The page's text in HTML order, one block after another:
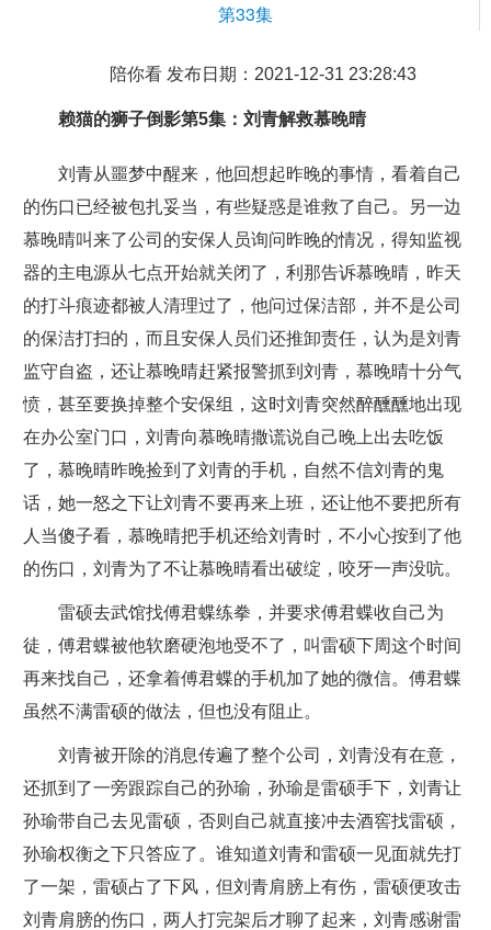
第33集
陪你看 发布日期：2021-12-31 23:28:43
赖猫的狮子倒影第5集：刘青解救慕晚晴
刘青从噩梦中醒来，他回想起昨晚的事情，看着自己
的伤口已经被包扎妥当，有些疑惑是谁救了自己。另一边
慕晚晴叫来了公司的安保人员询问昨晚的情况，得知监视
器的主电源从七点开始就关闭了，利那告诉慕晚晴，昨天
的打斗痕迹都被人清理过了，他问过保洁部，并不是公司
的保洁打扫的，而且安保人员们还推卸责任，认为是刘青
监守自盗，还让慕晚晴赶紧报警抓到刘青，慕晚晴十分气
愤，甚至要换掉整个安保组，这时刘青突然醉醺醺地出现
在办公室门口，刘青向慕晚晴撒谎说自己晚上出去吃饭
了，慕晚晴昨晚捡到了刘青的手机，自然不信刘青的鬼
话，她一怒之下让刘青不要再来上班，还让他不要把所有
人当傻子看，慕晚晴把手机还给刘青时，不小心按到了他
的伤口，刘青为了不让慕晚晴看出破绽，咬牙一声没吭。
雷硕去武馆找傅君蝶练拳，并要求傅君蝶收自己为
徒，傅君蝶被他软磨硬泡地受不了，叫雷硕下周这个时间
再来找自己，还拿着傅君蝶的手机加了她的微信。傅君蝶
虽然不满雷硕的做法，但也没有阻止。
刘青被开除的消息传遍了整个公司，刘青没有在意，
还抓到了一旁跟踪自己的孙瑜，孙瑜是雷硕手下，刘青让
孙瑜带自己去见雷硕，否则自己就直接冲去酒窖找雷硕，
孙瑜权衡之下只答应了。谁知道刘青和雷硕一见面就先打
了一架，雷硕占了下风，但刘青肩膀上有伤，雷硕便攻击
刘青肩膀的伤口，两人打完架后才聊了起来，刘青感谢雷